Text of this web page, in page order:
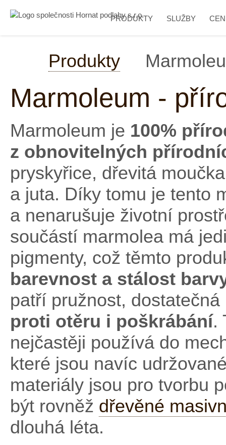
PRODUKTY SLUŽBY
Produkty
Marmoleum -
Marmoleum je 100%
z obnovitelných
pryskyřice, dřevitá
a juta. Díky tomu je tento
a nenarušuje životní
součástí marmolea má
pigmenty, což těmto
barevnost a stálost
patří pružnost, dostatečná
proti otěru i poškrábání.
nejčastěji používá do
které jsou navíc
materiály jsou pro tvorbu
být rovněž dřevěné
dlouhá léta.